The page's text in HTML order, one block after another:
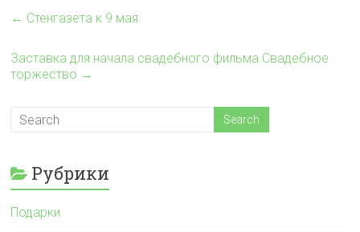
← Стенгазета к 9 мая
Заставка для начала свадебного фильма Свадебное
торжество →
Рубрики
Подарки